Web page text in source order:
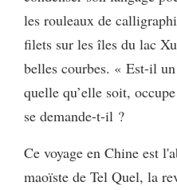
les rouleaux de
filets sur les îles du lac
belles courbes. « Est-il
quelle qu’elle soit,
se demande-t-il ?
Ce voyage en Chine est
maoïste de Tel Quel, la